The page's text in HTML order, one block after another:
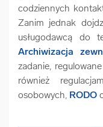
codziennych
Zanim jednak
usługodawcą do
Archiwizacja
zadanie,
również
osobowych, RODO